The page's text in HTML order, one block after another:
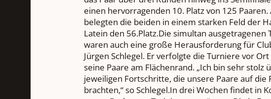
einen hervorragenden 10. Platz von 125 Paaren.
belegten die beiden in einem starken Feld der
Latein den 56.Platz.Die simultan ausgetragenen
waren auch eine große Herausforderung für
Jürgen Schlegel. Er verfolgte die Turniere vor
seine Paare am Flächenrand. „Ich bin sehr stolz
jeweiligen Fortschritte, die unsere Paare auf die
brachten,“ so Schlegel.In drei Wochen findet in